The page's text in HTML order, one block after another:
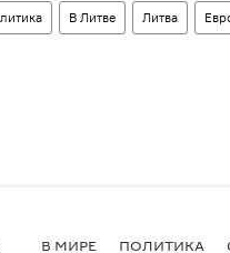
В Литве Литва
В МИРЕ ПОЛИТИКА